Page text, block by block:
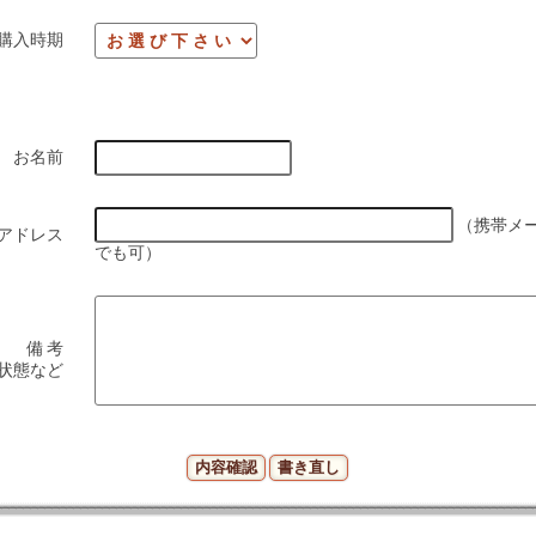
入時期
お名前
ドレス
（携帯メ
でも可）
備 考
態など